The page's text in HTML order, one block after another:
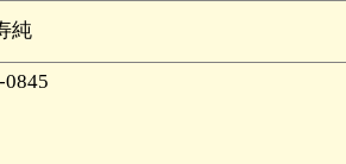
純
0845